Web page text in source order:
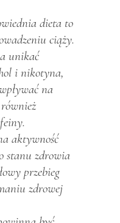
dieta to
ciąży.
unikać
i nikotyna,
na
aktywność
stanu zdrowia
przebieg
zdrowej